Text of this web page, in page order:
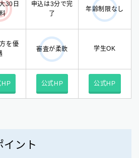
30日
申込は3分で完
了
年齢制限なし
を優
審査が柔軟 学生OK
HP 公式HP 公式HP
イント